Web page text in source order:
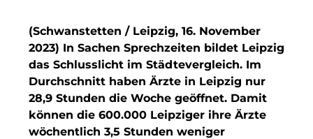
Eventnet
F4 Immobilien GmbH
Finanzchef24
Frameworks
(Schwanstetten / Leipzig, 16. November
2023) In Sachen Sprechzeiten bildet Leipzig
das Schlusslicht im Städtevergleich. Im
Durchschnitt haben Ärzte in Leipzig nur
28,9 Stunden die Woche geöffnet. Damit
können die 600.000 Leipziger ihre Ärzte
wöchentlich 3,5 Stunden weniger